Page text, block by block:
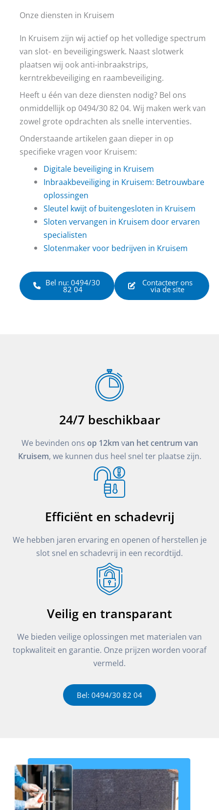
Onze diensten in Kruisem
In Kruisem zijn wij actief op het volledige spectrum
van slot- en beveiligingswerk. Naast slotwerk
plaatsen wij ook anti-inbraakstrips,
kerntrekbeveiliging en raambeveiliging.
Heeft u één van deze diensten nodig? Bel ons
onmiddellijk op 0494/30 82 04. Wij maken werk van
zowel grote opdrachten als snelle interventies.
Onderstaande artikelen gaan dieper in op
specifieke vragen voor Kruisem:
Digitale beveiliging in Kruisem
Inbraakbeveiliging in Kruisem: Betrouwbare
oplossingen
Sleutel kwijt of buitengesloten in Kruisem
Sloten vervangen in Kruisem door ervaren
specialisten
Slotenmaker voor bedrijven in Kruisem
Bel nu: 0494/30
82 04
Contacteer ons
via de site
24/7 beschikbaar
We bevinden ons op 12km van het centrum van
Kruisem, we kunnen dus heel snel ter plaatse zijn.
Efficiënt en schadevrij
We hebben jaren ervaring en openen of herstellen je
slot snel en schadevrij in een recordtijd.
Veilig en transparant
We bieden veilige oplossingen met materialen van
topkwaliteit en garantie. Onze prijzen worden vooraf
vermeld.
Bel: 0494/30 82 04